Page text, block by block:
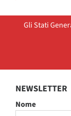
Gli Stati
NEWSLETTER
Nome